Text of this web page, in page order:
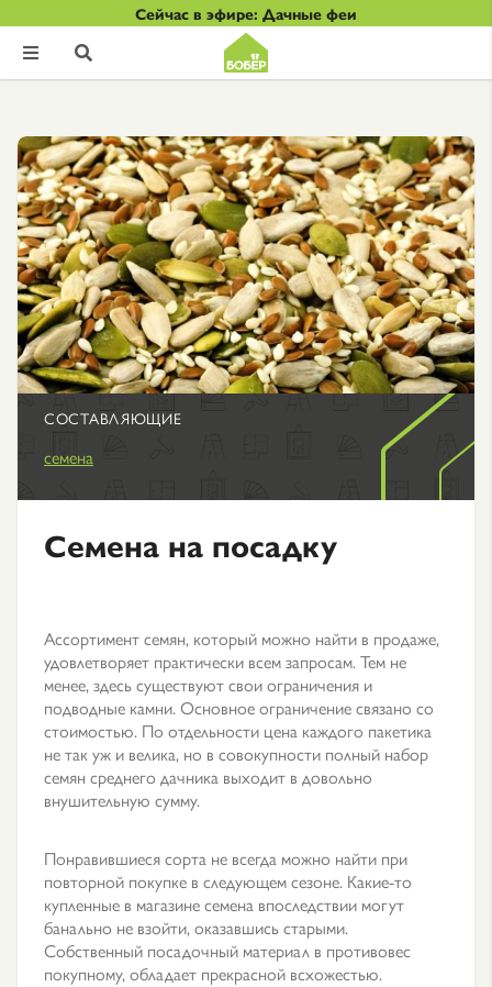
Сейчас в эфире: Дачные феи
 
СОСТАВЛЯЮЩИЕ
семена
Семена на посадку
Ассортимент семян, который можно найти в продаже,
удовлетворяет практически всем запросам. Тем не
менее, здесь существуют свои ограничения и
подводные камни. Основное ограничение связано со
стоимостью. По отдельности цена каждого пакетика
не так уж и велика, но в совокупности полный набор
семян среднего дачника выходит в довольно
внушительную сумму.
Понравившиеся сорта не всегда можно найти при
повторной покупке в следующем сезоне. Какие-то
купленные в магазине семена впоследствии могут
банально не взойти, оказавшись старыми.
Собственный посадочный материал в противовес
покупному, обладает прекрасной всхожестью.